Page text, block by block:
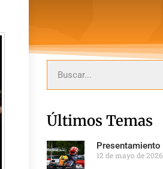
Últimos Temas
Presentamiento
12 de mayo de 2026